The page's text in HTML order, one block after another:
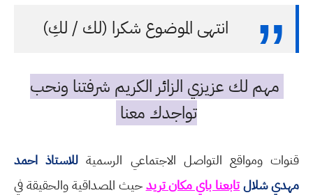
انتهى الموضوع شكرا (لك / لكِ)
مهم لك عزيزي الزائر الكريم شرفتنا ونحب
تواجدك معنا
قنوات ومواقع التواصل الاجتماعي الرسمية للاستاذ احمد
مهدي شلالتابعنا باي مكان تريدحيث المصداقية والحقيقة في